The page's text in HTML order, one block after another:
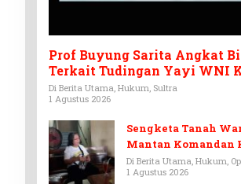
Prof Buyung Sarita Angkat
Terkait Tudingan Yayi WNI
Ditagih Utang Rp3,6 Miliar
Di Berita Utama, Hukum, Sultra
1 Agustus 2026
Sengketa Tanah
Mantan Komandan
143/HO, Ketika
Menjadi Arena
Di Berita Utama, Hukum,
1 Agustus 2026